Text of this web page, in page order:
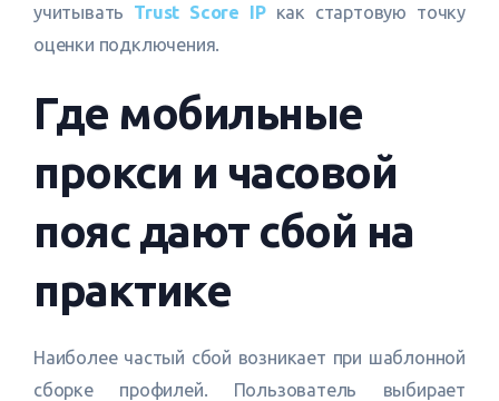
учитывать
Trust Score IPкак стартовую точку
оценки подключения.
Где мобильные
прокси и часовой
пояс дают сбой на
практике
Наиболее частый сбой возникает при шаблонной
сборке профилей. Пользователь выбирает